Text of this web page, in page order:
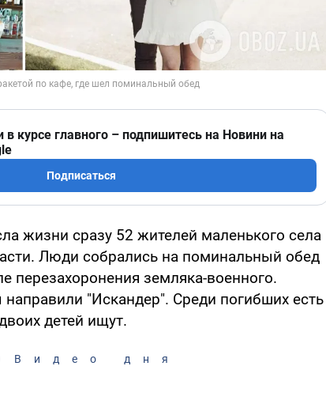
в курсе главного – подпишитесь на Новини на
Подписаться
жизни сразу 52 жителей маленького села
Люди собрались на поминальный обед
перезахоронения земляка-военного.
"Искандер". Среди погибших есть
детей ищут.
Видео дня